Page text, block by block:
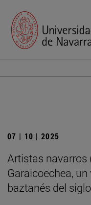
07 | 10 | 2025
Artistas navarros
Garaicoechea,
baztanés del